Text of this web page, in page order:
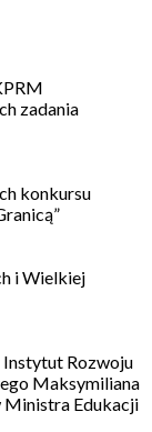
zadania
konkursu
i Wielkiej
Instytut Rozwoju
Maksymiliana
Edukacji